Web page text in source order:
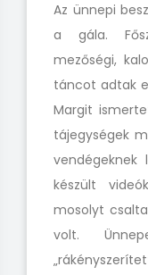
Az ünnepi
a gála.
mezőségi,
táncot adtak
Margit
tájegységek
készült
mosolyt
volt.